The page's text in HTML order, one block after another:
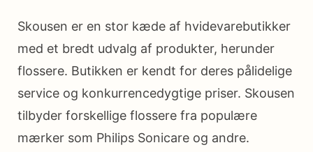
Skousen er en stor kæde af hvidevarebutikker
med et bredt udvalg af produkter, herunder
flossere. Butikken er kendt for deres pålidelige
service og konkurrencedygtige priser. Skousen
tilbyder forskellige flossere fra populære
mærker som Philips Sonicare og andre.